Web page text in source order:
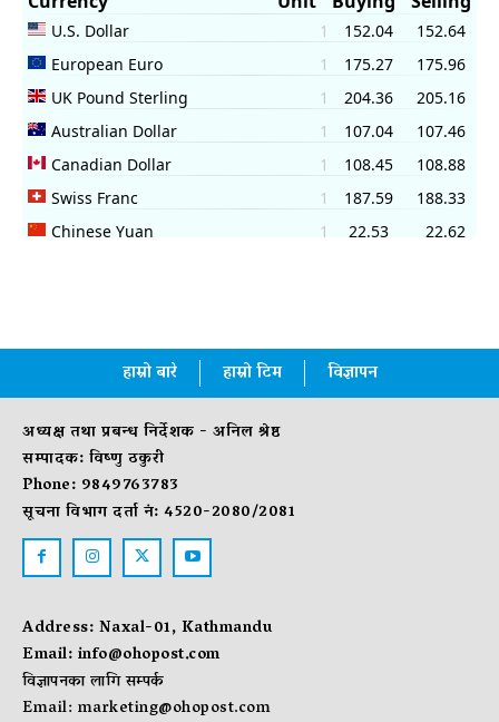
हाम्रो बारे हाम्रो टिम विज्ञापन
अध्यक्ष तथा प्रबन्ध निर्देशक - अनिल श्रेष्ठ
सम्पादक: विष्णु ठकुरी
Phone: 9849763783
सूचना विभाग दर्ता नं: 4520-2080/2081
Address: Naxal-01, Kathmandu
Email:info@ohopost.com
विज्ञापनका लागि सम्पर्क
Email:marketing@ohopost.com